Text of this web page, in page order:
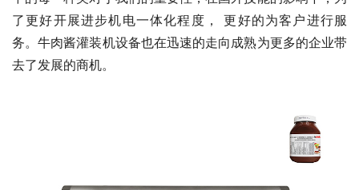
了更好开展进步机电一体化程度， 更好的为客户进行服
务。牛肉酱灌装机设备也在迅速的走向成熟为更多的企业带
去了发展的商机。